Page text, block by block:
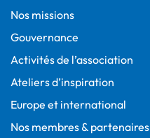
Nos missions
Gouvernance
Activités de l’association
Ateliers d’inspiration
Europe et international
Nos membres & partenaires